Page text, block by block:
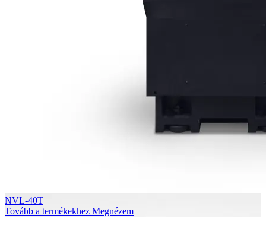
NVL-40T
Tovább a termékekhez Megnézem